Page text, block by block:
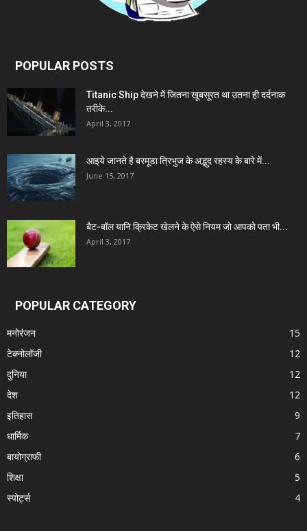
POPULAR POSTS
Titanic Ship देखने में जितना खूबसूरत था उतना ही दर्दनाक
तरीके...
April 3, 2017
आइये जानते है बरमूडा त्रिभुज के अद्भुद रहस्य के बारे में...
June 15, 2017
बैट-बॉल यानि क्रिकेट खेलने के ऐसे नियम जो आपको पता भी...
April 3, 2017
POPULAR CATEGORY
मनोरंजन
15
टेक्नोलॉजी
12
दुनिया
12
देश
12
इतिहास
9
धार्मिक
7
बायोग्राफी
6
शिक्षा
5
स्पोर्ट्स
4